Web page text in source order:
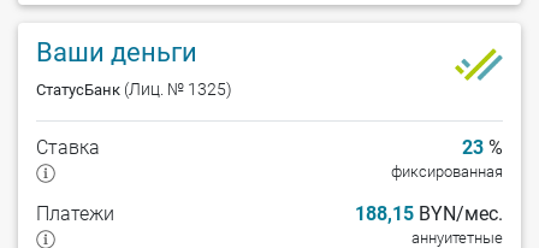
Ваши деньги
СтатусБанк (Лиц. № 1325)
Ставка 23 %
фиксированная
Платежи 188,15 BYN/мес.
аннуитетные